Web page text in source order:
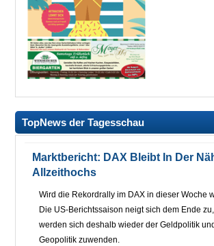
TopNews der Tagesschau
Marktbericht: DAX Bleibt In Der
Allzeithochs
Wird die Rekordrally im DAX in dieser Woche
Die US-Berichtssaison neigt sich dem Ende
werden sich deshalb wieder der Geldpolitik
Geopolitik zuwenden.